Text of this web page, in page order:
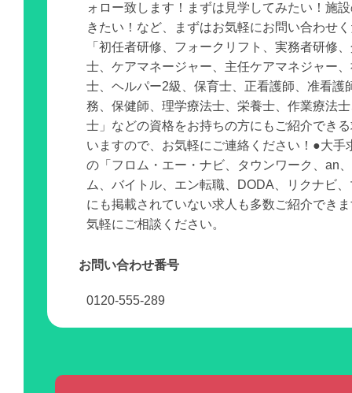
ォロー致します！まずは見学してみたい！施
きたい！など、まずはお気軽にお問い合わせ
「初任者研修、フォークリフト、実務者研修
士、ケアマネージャー、主任ケアマネジャー
士、ヘルパー2級、保育士、正看護師、准看護
務、保健師、理学療法士、栄養士、作業療法
士」などの資格をお持ちの方にもご紹介でき
いますので、お気軽にご連絡ください！●大手
の「フロム・エー・ナビ、タウンワーク、an
ム、バイトル、エン転職、DODA、リクナビ
にも掲載されていない求人も多数ご紹介でき
気軽にご相談ください。
お問い合わせ番号
0120-555-289